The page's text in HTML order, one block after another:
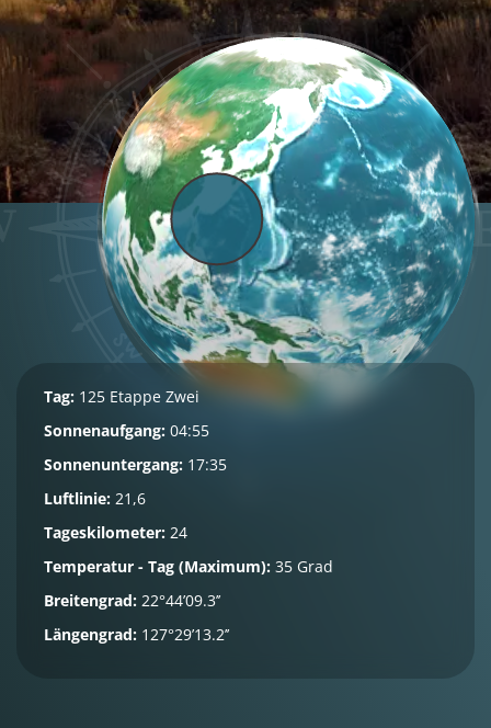
Tag: 125 Etappe Zwei
Sonnenaufgang: 04:55
Sonnenuntergang: 17:35
Luftlinie: 21,6
Tageskilometer: 24
Temperatur - Tag (Maximum): 35 Grad
Breitengrad: 22°44’09.3’’
Längengrad: 127°29’13.2’’